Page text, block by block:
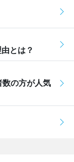
とは？
数の方が人気